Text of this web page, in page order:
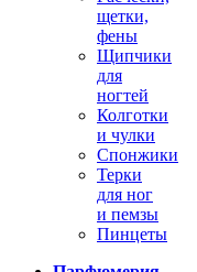
щетки,
фены
Щипчики
для
ногтей
Колготки
и чулки
Спонжики
Терки
для ног
и пемзы
Пинцеты